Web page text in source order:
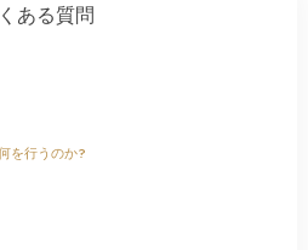
ある質問
を行うのか?